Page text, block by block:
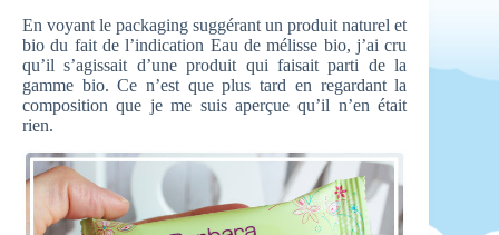
En voyant le packaging suggérant un produit naturel et
bio du fait de l’indication Eau de mélisse bio, j’ai cru
qu’il s’agissait d’une produit qui faisait parti de la
gamme bio. Ce n’est que plus tard en regardant la
composition que je me suis aperçue qu’il n’en était
rien.